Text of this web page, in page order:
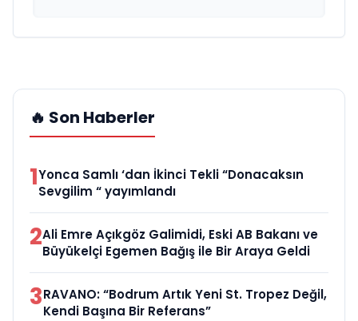
🔥 Son Haberler
1Yonca Samlı ‘dan İkinci Tekli “Donacaksın
Sevgilim “ yayımlandı
2Ali Emre Açıkgöz Galimidi, Eski AB Bakanı ve
Büyükelçi Egemen Bağış ile Bir Araya Geldi
3RAVANO: “Bodrum Artık Yeni St. Tropez Değil,
Kendi Başına Bir Referans”